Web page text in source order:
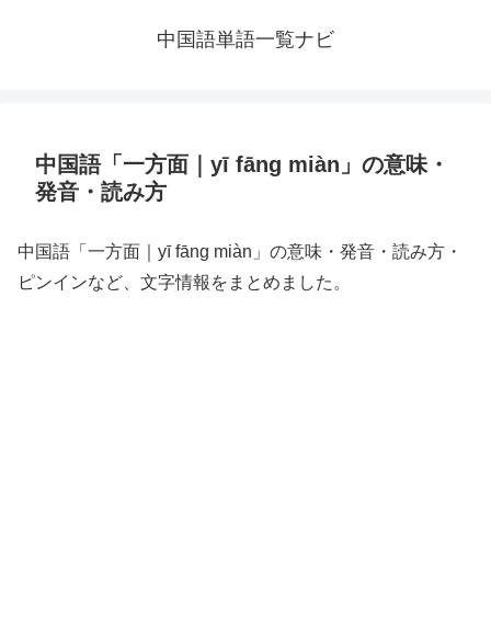
中国語単語一覧ナビ
中国語「一方面｜yī fāng miàn」の意味・
発音・読み方
中国語「一方面｜yī fāng miàn」の意味・発音・読み方・
ピンインなど、文字情報をまとめました。